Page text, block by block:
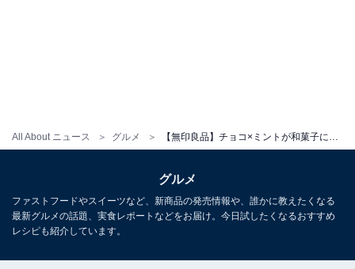
All About ニュース グルメ
グルメ
ファストフードやスイーツなど、新商品の発売情報や、誰かに教えたくなる
最新グルメの話題、実食レポートなどをお届け。今日試したくなるおすすめ
レシピも紹介しています。